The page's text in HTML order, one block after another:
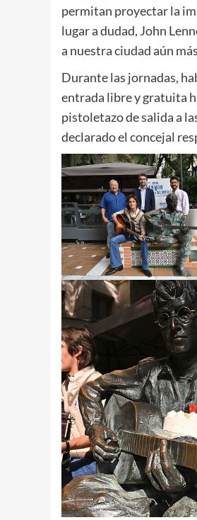
permitan proyectar la
lugar a dudad, John
a nuestra ciudad aún
Durante las jornadas,
entrada libre y gratuita
pistoletazo de salida a
declarado el concejal